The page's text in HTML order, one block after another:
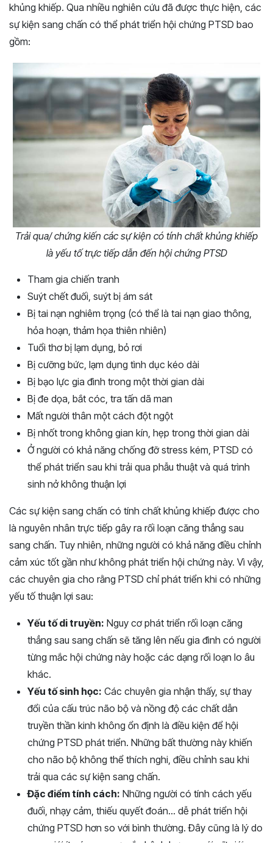
khủng khiếp. Qua nhiều nghiên cứu đã được thực hiện, các
sự kiện sang chấn có thể phát triển hội chứng PTSD bao
gồm:
Trải qua/ chứng kiến các sự kiện có tính chất khủng khiếp
là yếu tố trực tiếp dẫn đến hội chứng PTSD
Tham gia chiến tranh
Suýt chết đuối, suýt bị ám sát
Bị tai nạn nghiêm trọng (có thể là tai nạn giao thông,
hỏa hoạn, thảm họa thiên nhiên)
Tuổi thơ bị lạm dụng, bỏ rơi
Bị cưỡng bức, lạm dụng tình dục kéo dài
Bị bạo lực gia đình trong một thời gian dài
Bị đe dọa, bắt cóc, tra tấn dã man
Mất người thân một cách đột ngột
Bị nhốt trong không gian kín, hẹp trong thời gian dài
Ở người có khả năng chống đỡ stress kém, PTSD có
thể phát triển sau khi trải qua phẫu thuật và quá trình
sinh nở không thuận lợi
Các sự kiện sang chấn có tính chất khủng khiếp được cho
là nguyên nhân trực tiếp gây ra rối loạn căng thẳng sau
sang chấn. Tuy nhiên, những người có khả năng điều chỉnh
cảm xúc tốt gần như không phát triển hội chứng này. Vì vậy,
các chuyên gia cho rằng PTSD chỉ phát triển khi có những
yếu tố thuận lợi sau:
Yếu tố di truyền: Nguy cơ phát triển rối loạn căng
thẳng sau sang chấn sẽ tăng lên nếu gia đình có người
từng mắc hội chứng này hoặc các dạng rối loạn lo âu
khác.
Yếu tố sinh học: Các chuyên gia nhận thấy, sự thay
đổi của cấu trúc não bộ và nồng độ các chất dẫn
truyền thần kinh không ổn định là điều kiện để hội
chứng PTSD phát triển. Những bất thường này khiến
cho não bộ không thể thích nghi, điều chỉnh sau khi
trải qua các sự kiện sang chấn.
Đặc điểm tính cách: Những người có tính cách yếu
đuối, nhạy cảm, thiếu quyết đoán… dễ phát triển hội
chứng PTSD hơn so với bình thường. Đây cũng là lý do